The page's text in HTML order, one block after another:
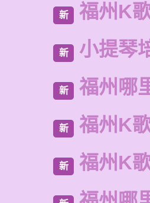
新 福州K
新 小提琴
新 福州哪
新 福州K
新 福州K